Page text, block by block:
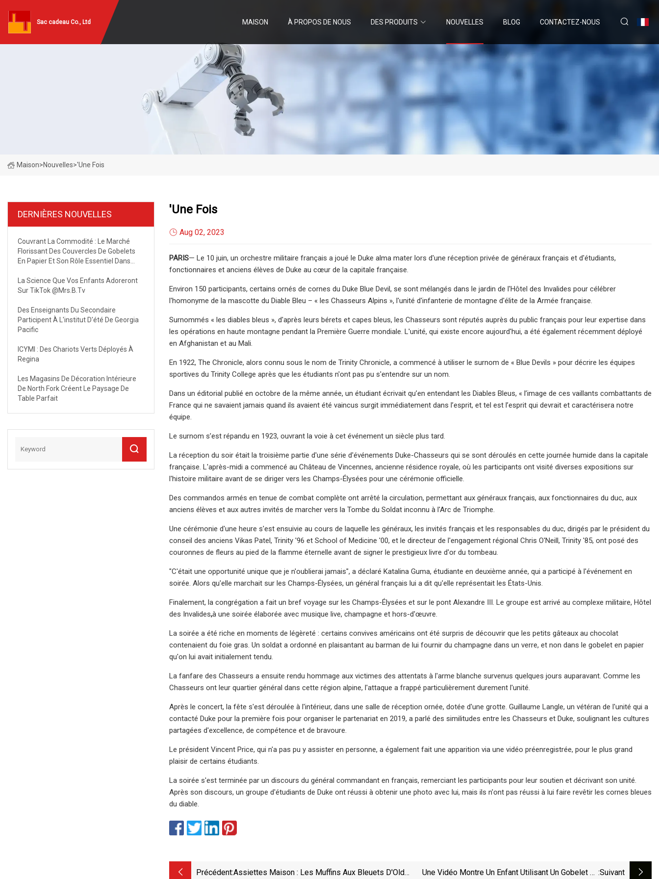
Sac cadeau Co., Ltd MAISON À PROPOS DE NOUS DES PRODUITS NOUVELLES BLOG CONTACTEZ-NOUS
Maison>Nouvelles>'Une Fois
DERNIÈRES NOUVELLES
Couvrant La Commodité : Le Marché
Florissant Des Couvercles De Gobelets
En Papier Et Son Rôle Essentiel Dans
La Science Que Vos Enfants Adoreront
Sur TikTok @mrs.b.tv
Des Enseignants Du Secondaire
Participent À L'institut D'été De Georgia
Pacific
ICYMI : Des Chariots Verts Déployés À
Regina
Les Magasins De Décoration Intérieure
De North Fork Créent Le Paysage De
Table Parfait
'Une Fois
Aug 02, 2023
PARIS— Le 10 juin, un orchestre militaire français a joué le Duke alma mater lors d'une réception privée de généraux français et d'étudiants,
fonctionnaires et anciens élèves de Duke au cœur de la capitale française.
Environ 150 participants, certains ornés de cornes du Duke Blue Devil, se sont mélangés dans le jardin de l'Hôtel des Invalides pour célébrer
l'homonyme de la mascotte du Diable Bleu – « les Chasseurs Alpins », l'unité d'infanterie de montagne d'élite de la Armée française.
Surnommés « les diables bleus », d'après leurs bérets et capes bleus, les Chasseurs sont réputés auprès du public français pour leur expertise dans
les opérations en haute montagne pendant la Première Guerre mondiale. L'unité, qui existe encore aujourd'hui, a été également récemment déployé
en Afghanistan et au Mali.
En 1922, The Chronicle, alors connu sous le nom de Trinity Chronicle, a commencé à utiliser le surnom de « Blue Devils » pour décrire les équipes
sportives du Trinity College après que les étudiants n'ont pas pu s'entendre sur un nom.
Dans un éditorial publié en octobre de la même année, un étudiant écrivait qu’en entendant les Diables Bleus, « l’image de ces vaillants combattants de
France qui ne savaient jamais quand ils avaient été vaincus surgit immédiatement dans l’esprit, et tel est l’esprit qui devrait et caractérisera notre
équipe.
Le surnom s’est répandu en 1923, ouvrant la voie à cet événement un siècle plus tard.
La réception du soir était la troisième partie d'une série d'événements Duke-Chasseurs qui se sont déroulés en cette journée humide dans la capitale
française. L'après-midi a commencé au Château de Vincennes, ancienne résidence royale, où les participants ont visité diverses expositions sur
l'histoire militaire avant de se diriger vers les Champs-Élysées pour une cérémonie officielle.
Des commandos armés en tenue de combat complète ont arrêté la circulation, permettant aux généraux français, aux fonctionnaires du duc, aux
anciens élèves et aux autres invités de marcher vers la Tombe du Soldat inconnu à l'Arc de Triomphe.
Une cérémonie d'une heure s'est ensuivie au cours de laquelle les généraux, les invités français et les responsables du duc, dirigés par le président du
conseil des anciens Vikas Patel, Trinity '96 et School of Medicine '00, et le directeur de l'engagement régional Chris O'Neill, Trinity '85, ont posé des
couronnes de fleurs au pied de la flamme éternelle avant de signer le prestigieux livre d'or du tombeau.
"C'était une opportunité unique que je n'oublierai jamais", a déclaré Katalina Guma, étudiante en deuxième année, qui a participé à l'événement en
soirée. Alors qu'elle marchait sur les Champs-Élysées, un général français lui a dit qu'elle représentait les États-Unis.
Finalement, la congrégation a fait un bref voyage sur les Champs-Élysées et sur le pont Alexandre III. Le groupe est arrivé au complexe militaire, Hôtel
des Invalides,à une soirée élaborée avec musique live, champagne et hors-d'œuvre.
La soirée a été riche en moments de légèreté : certains convives américains ont été surpris de découvrir que les petits gâteaux au chocolat
contenaient du foie gras. Un soldat a ordonné en plaisantant au barman de lui fournir du champagne dans un verre, et non dans le gobelet en papier
qu'on lui avait initialement tendu.
La fanfare des Chasseurs a ensuite rendu hommage aux victimes des attentats à l'arme blanche survenus quelques jours auparavant. Comme les
Chasseurs ont leur quartier général dans cette région alpine, l'attaque a frappé particulièrement durement l'unité.
Après le concert, la fête s'est déroulée à l'intérieur, dans une salle de réception ornée, dotée d'une grotte. Guillaume Langle, un vétéran de l'unité qui a
contacté Duke pour la première fois pour organiser le partenariat en 2019, a parlé des similitudes entre les Chasseurs et Duke, soulignant les cultures
partagées d'excellence, de compétence et de bravoure.
Le président Vincent Price, qui n'a pas pu y assister en personne, a également fait une apparition via une vidéo préenregistrée, pour le plus grand
plaisir de certains étudiants.
La soirée s'est terminée par un discours du général commandant en français, remerciant les participants pour leur soutien et décrivant son unité.
Après son discours, un groupe d'étudiants de Duke ont réussi à obtenir une photo avec lui, mais ils n'ont pas réussi à lui faire revêtir les cornes bleues
du diable.
Précédent:Assiettes Maison : Les Muffins Aux Bleuets D'Old
Une Vidéo Montre Un Enfant Utilisant Un Gobelet En :suivant